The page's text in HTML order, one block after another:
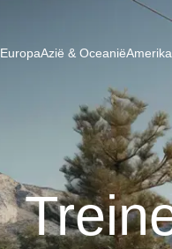
EuropaAzië & Oceanië